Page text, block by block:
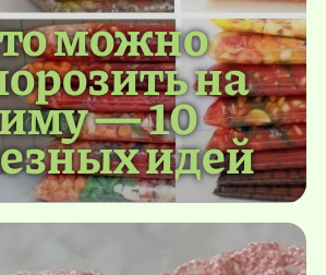
можно
на
— 10
идей